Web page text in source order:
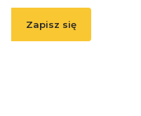
Zapisz się